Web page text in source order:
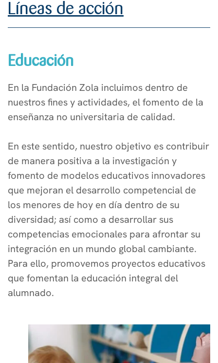
Líneas de acción
Educación
En la Fundación Zola incluimos dentro de
nuestros fines y actividades, el fomento de la
enseñanza no universitaria de calidad.
En este sentido, nuestro objetivo es contribuir
de manera positiva a la investigación y
fomento de modelos educativos innovadores
que mejoran el desarrollo competencial de
los menores de hoy en día dentro de su
diversidad; así como a desarrollar sus
competencias emocionales para afrontar su
integración en un mundo global cambiante.
Para ello, promovemos proyectos educativos
que fomentan la educación integral del
alumnado.